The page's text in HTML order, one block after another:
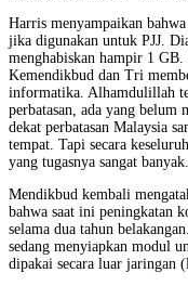
Harris menyampaikan
jika digunakan untuk PJJ.
menghabiskan hampir 1
Kemendikbud dan Tri
informatika. Alhamdulillah
perbatasan, ada yang
dekat perbatasan Malaysia
tempat. Tapi secara
yang tugasnya sangat
Mendikbud kembali
bahwa saat ini peningkatan
selama dua tahun
sedang menyiapkan modul
dipakai secara luar jaringan